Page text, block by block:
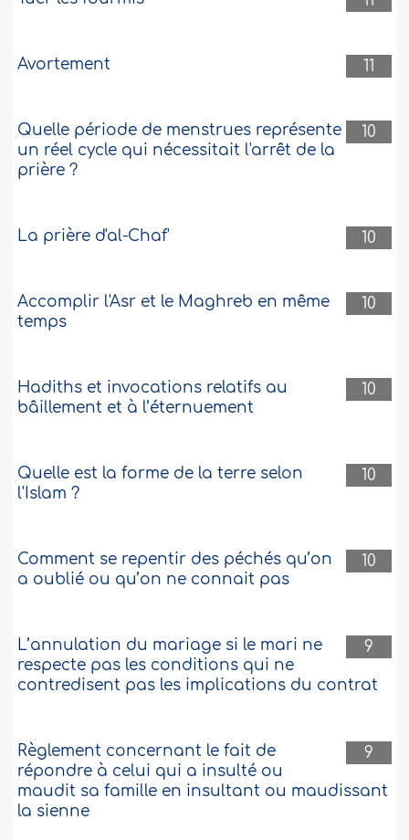
11
Avortement
10
Quelle période de menstrues représente
un réel cycle qui nécessitait l'arrêt de la
prière ?
10
La prière d'al-Chaf'
10
Accomplir l'Asr et le Maghreb en même
temps
10
Hadiths et invocations relatifs au
bâillement et à l’éternuement
10
Quelle est la forme de la terre selon
l'Islam ?
10
Comment se repentir des péchés qu’on
a oublié ou qu’on ne connait pas
9
L’annulation du mariage si le mari ne
respecte pas les conditions qui ne
contredisent pas les implications du contrat
9
Règlement concernant le fait de
répondre à celui qui a insulté ou
maudit sa famille en insultant ou maudissant
la sienne